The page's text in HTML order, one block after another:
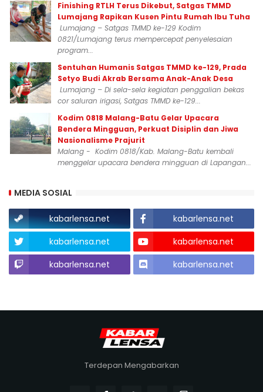
Finishing RTLH Terus Dikebut, Satgas TMMD
Lumajang Rapikan Kusen Pintu Rumah Ibu Tuha
Lumajang – Satgas TMMD ke-129 Kodim
0821/Lumajang terus mempercepat penyelesaian
program...
Sentuhan Humanis Satgas TMMD ke-129, Prada
Setyo Budi Akrab Bersama Anak-Anak Desa
Lumajang – Di sela-sela kegiatan penggalian bekas
cor saluran irigasi, Satgas TMMD ke-129...
Kodim 0818 Malang-Batu Gelar Upacara
Bendera Mingguan, Perkuat Disiplin dan Jiwa
Nasionalisme Prajurit
Malang - Kodim 0818/Kab. Malang-Batu kembali
menggelar upacara bendera mingguan di Lapangan...
MEDIA SOSIAL
kabarlensa.net
kabarlensa.net
kabarlensa.net
kabarlensa.net
kabarlensa.net
kabarlensa.net
Terdepan Mengabarkan